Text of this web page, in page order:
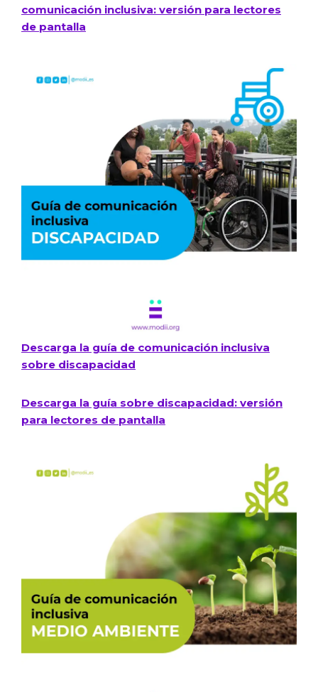
comunicación inclusiva: versión para lectores
de pantalla
Descarga la guía de comunicación inclusiva
sobre discapacidad​
Descarga la guía sobre discapacidad: versión
para lectores de pantalla